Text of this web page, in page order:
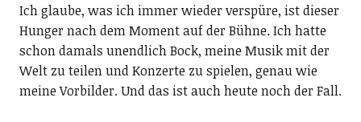
Ich glaube, was ich immer wieder verspüre, ist dieser
Hunger nach dem Moment auf der Bühne. Ich hatte
schon damals unendlich Bock, meine Musik mit der
Welt zu teilen und Konzerte zu spielen, genau wie
meine Vorbilder. Und das ist auch heute noch der Fall.